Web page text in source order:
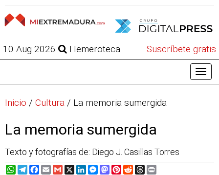
10 Aug 2026 Hemeroteca Suscríbete gratis
Inicio / Cultura / La memoria sumergida
La memoria sumergida
Texto y fotografías de: Diego J. Casillas Torres
WhatsApp
Telegram
Facebook
EmailGmail
X LinkedIn
Messenger
Mastodon
Pinterest
RedditThreads